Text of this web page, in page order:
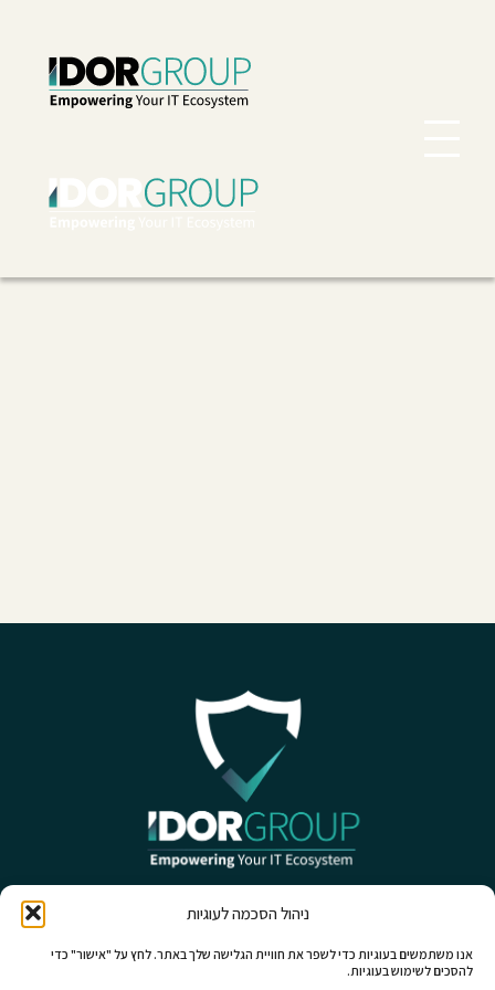
ניהול הסכמה לעוגיות
אנו משתמשים בעוגיות כדי לשפר את חוויית הגלישה שלך באתר. לחץ על "אישור" כדי
להסכים לשימוש בעוגיות.